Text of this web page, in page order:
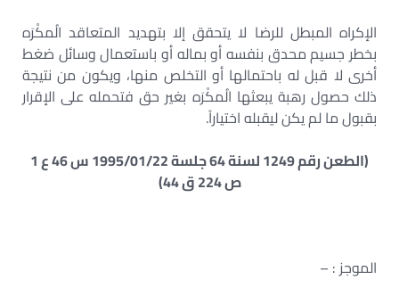
الإكراه المبطل للرضا لا يتحقق إلا بتهديد المتعاقد الُمكْرَه
بخطر جسيم محدق بنفسه أو بماله أو باستعمال وسائل ضغط
أخرى لا قبل له باحتمالها أو التخلص منها، ويكون من نتيجة
ذلك حصول رهبة يبعثها الُمكْرَه بغير حق فتحمله على الإقرار
بقبول ما لم يكن ليقبله اختياراً.
(الطعن رقم 1249 لسنة 64 جلسة 1995/01/22 س 46 ع 1
ص 224 ق 44)
الموجز : –